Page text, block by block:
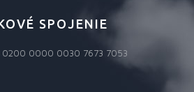
SPOJENIE
0200 0000 0030 7673 7053